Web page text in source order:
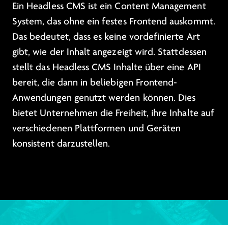
Ein Headless CMS ist ein Content Management
System, das ohne ein festes Frontend auskommt.
Das bedeutet, dass es keine vordefinierte Art
gibt, wie der Inhalt angezeigt wird. Stattdessen
stellt das Headless CMS Inhalte über eine API
bereit, die dann in beliebigen Frontend-
Anwendungen genutzt werden können. Dies
bietet Unternehmen die Freiheit, ihre Inhalte auf
verschiedenen Plattformen und Geräten
konsistent darzustellen.